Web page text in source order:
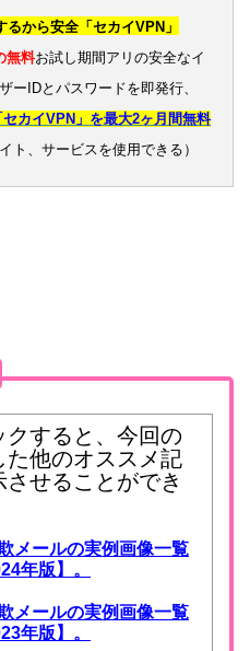
るから安全「セカイVPN」
無料お試し期間アリの安全なイ
IDとパスワードを即発行、
カイVPN」を最大2ヶ月間無料
ト、サービスを使用できる）
クすると、今回の
た他のオススメ記
せることができ
メールの実例画像一覧
年版】。
メールの実例画像一覧
年版】。